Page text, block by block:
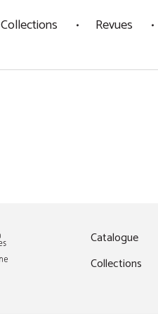
Collections Revues
Catalogue
Collections